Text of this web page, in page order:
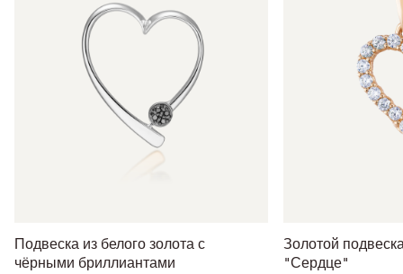
Подвеска из белого золота с
чёрными бриллиантами
Золотой
"Сердце"